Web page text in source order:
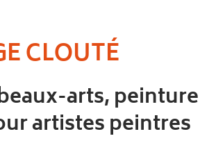
CLOUTÉ
arts,
artistes peintres